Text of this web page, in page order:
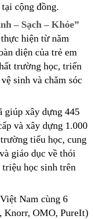
cộng đồng.
– Sạch – Khỏe”
hiện từ năm
diện của trẻ em
trường học, triển
sinh và chăm sóc
giúp xây dựng 445
và xây dựng 1.000
tiểu học, cung
giáo dục về thói
triệu học sinh trên
Nam cùng 6
Knorr, OMO, PureIt)